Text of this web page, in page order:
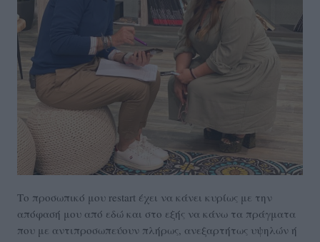
Το προσωπικό μου restart έχει να κάνει κυρίως με την
απόφασή μου από εδώ και στο εξής να κάνω τα πράγματα
που με αντιπροσωπεύουν πλήρως, ανεξαρτήτως υψηλών ή